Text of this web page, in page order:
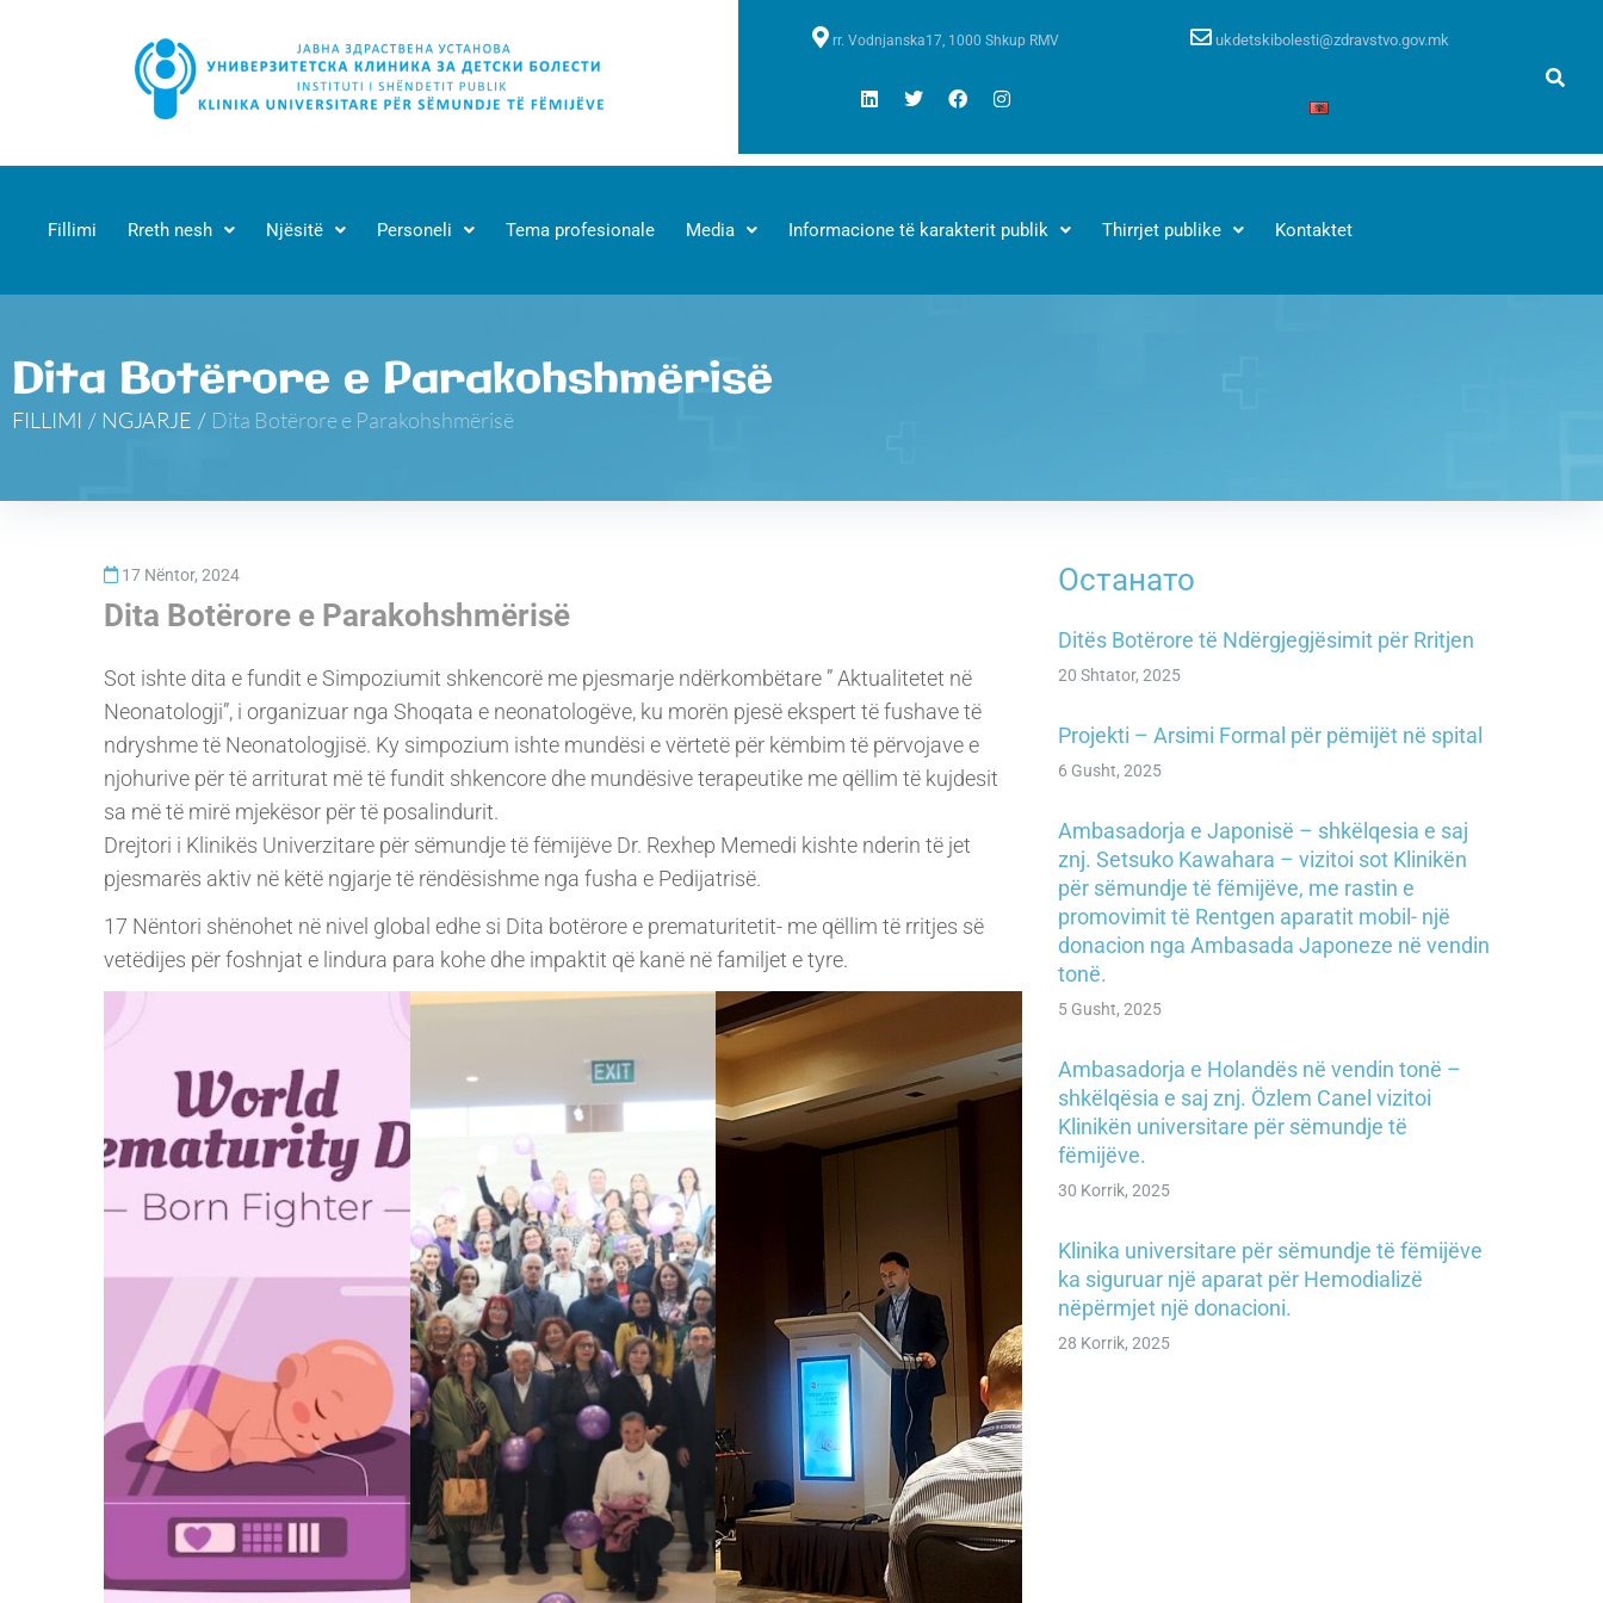
rr. Vodnjanska17, 1000 Shkup RMV ukdetskibolesti@zdravstvo.gov.mk
Fillimi Rreth nesh Njësitë Personeli Tema profesionale Media Informacione të karakterit publik Thirrjet publike Kontaktet
Dita Botërore e Parakohshmërisë
FILLIMI / NGJARJE / Dita Botërore e Parakohshmërisë
17 Nëntor, 2024
Dita Botërore e Parakohshmërisë
Sot ishte dita e fundit e Simpoziumit shkencorë me pjesmarje ndërkombëtare ” Aktualitetet në
Neonatologji”, i organizuar nga Shoqata e neonatologëve, ku morën pjesë ekspert të fushave të
ndryshme të Neonatologjisë. Ky simpozium ishte mundësi e vërtetë për këmbim të përvojave e
njohurive për të arriturat më të fundit shkencore dhe mundësive terapeutike me qëllim të kujdesit
sa më të mirë mjekësor për të posalindurit.
Drejtori i Klinikës Univerzitare për sëmundje të fëmijëve Dr. Rexhep Memedi kishte nderin të jet
pjesmarës aktiv në këtë ngjarje të rëndësishme nga fusha e Pedijatrisë.
17 Nëntori shënohet në nivel global edhe si Dita botërore e prematuritetit- me qëllim të rritjes së
vetëdijes për foshnjat e lindura para kohe dhe impaktit që kanë në familjet e tyre.
Останато
Ditës Botërore të Ndërgjegjësimit për Rritjen
20 Shtator, 2025
Projekti – Arsimi Formal për pëmijët në spital
6 Gusht, 2025
Ambasadorja e Japonisë – shkëlqesia e saj
znj. Setsuko Kawahara – vizitoi sot Klinikën
për sëmundje të fëmijëve, me rastin e
promovimit të Rentgen aparatit mobil- një
donacion nga Ambasada Japoneze në vendin
tonë.
5 Gusht, 2025
Ambasadorja e Holandës në vendin tonë –
shkëlqësia e saj znj. Özlem Canel vizitoi
Klinikën universitare për sëmundje të
fëmijëve.
30 Korrik, 2025
Klinika universitare për sëmundje të fëmijëve
ka siguruar një aparat për Hemodializë
nëpërmjet një donacioni.
28 Korrik, 2025